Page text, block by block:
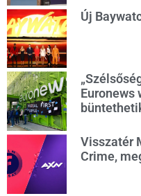
Új
Euronews
Visszatér
Crime,